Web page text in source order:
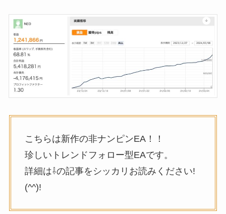
こちらは新作の非ナンピンEA！！
珍しいトレンドフォロー型EAです。
詳細は⇩の記事をシッカリお読みください!
(^^)!